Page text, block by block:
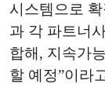
시스템으로
과 각 파트너
합해, 지속가
할 예정”이라